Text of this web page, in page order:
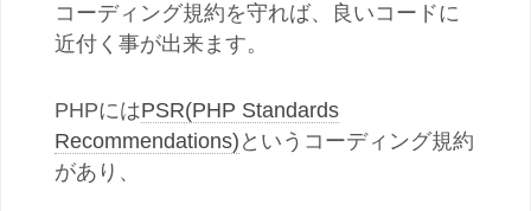
コーディング規約を守れば、良いコードに
近付く事が出来ます。
PHPにはPSR(PHP Standards
Recommendations) というコーディング規約
があり、